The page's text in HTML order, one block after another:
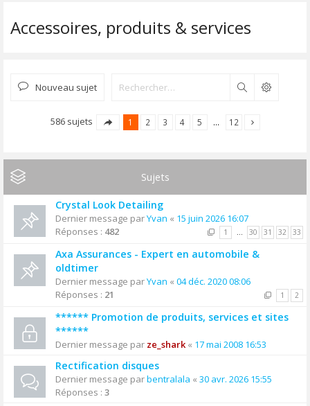
Accessoires, produits & services
Nouveau sujet Rechercher
586 sujets 1 2 3 4 5 … 12
Sujets
Crystal Look Detailing
Dernier message parYvan « 15 juin 2026 16:07
Réponses : 482 1 … 30 31 32 33
Axa Assurances - Expert en automobile &
oldtimer
Dernier message parYvan « 04 déc. 2020 08:06
Réponses : 21 1 2
****** Promotion de produits, services et sites
******
Dernier message par ze_shark« 17 mai 2008 16:53
Rectification disques
Dernier message parbentralala « 30 avr. 2026 15:55
Réponses : 3